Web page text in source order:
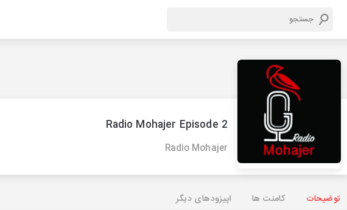
Radio Mohajer Episode 2
Radio Mohajer
توضیحات کامنت ها اپیزودهای دیگر